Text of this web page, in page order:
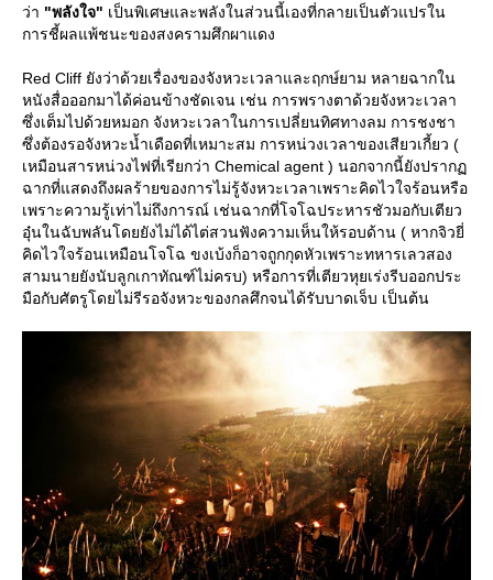
ว่า "พลังใจ" เป็นพิเศษและพลังในส่วนนี้เองที่กลายเป็นตัวแปรใน
การชี้ผลแพ้ชนะของสงครามศึกผาแดง
Red Cliff ยังว่าด้วยเรื่องของจังหวะเวลาและฤกษ์ยาม หลายฉากใน
หนังสื่อออกมาได้ค่อนข้างชัดเจน เช่น การพรางตาด้วยจังหวะเวลา
ซึ่งเต็มไปด้วยหมอก จังหวะเวลาในการเปลี่ยนทิศทางลม การชงชา
ซึ่งต้องรอจังหวะน้ำเดือดที่เหมาะสม การหน่วงเวลาของเสียวเกี้ยว (
เหมือนสารหน่วงไฟที่เรียกว่า Chemical agent ) นอกจากนี้ยังปราก
ฉากที่แสดงถึงผลร้ายของการไม่รู้จังหวะเวลาเพราะคิดไวใจร้อนหรือ
เพราะความรู้เท่าไม่ถึงการณ์ เช่นฉากที่โจโฉประหารชัวมอกับเตียว
อุ๋นในฉับพลันโดยยังไม่ได้ไต่สวนฟังความเห็นให้รอบด้าน ( หากจิวยี่
คิดไวใจร้อนเหมือนโจโฉ ขงเบ้งก็อาจถูกกุดหัวเพราะทหารเลวสอง
สามนายยังนับลูกเกาทัณฑ์ไม่ครบ) หรือการที่เตียวหุยเร่งรีบออกประ
มือกับศัตรูโดยไม่รีรอจังหวะของกลศึกจนได้รับบาดเจ็บ เป็นต้น